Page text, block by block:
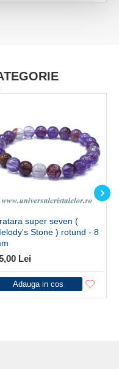
super seven (
Stone ) rotund - 8
Lei
Adauga in cos